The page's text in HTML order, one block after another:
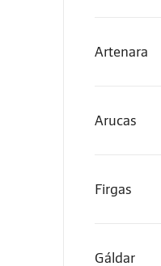
Artenara
Arucas
Firgas
Gáldar